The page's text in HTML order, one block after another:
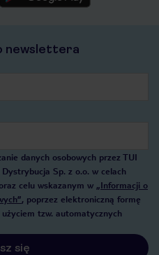
newslettera
danych osobowych przez TUI
Sp. z o.o. w celach
celu wskazanym w „Informacji o
, poprzez elektroniczną formę
tzw. automatycznych
się